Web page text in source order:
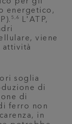
per gli
energetico,
5,6
L'ATP,
viene
attività
soglia
di
di
ferro non
in